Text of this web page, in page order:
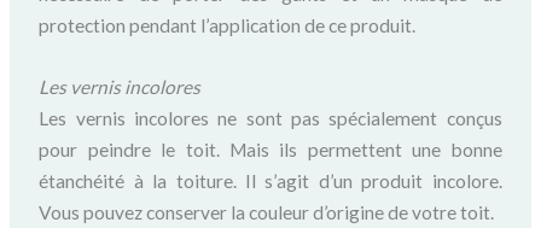
protection pendant l’application de ce produit.
Les vernis incolores
Les vernis incolores ne sont pas spécialement conçus
pour peindre le toit. Mais ils permettent une bonne
étanchéité à la toiture. Il s’agit d’un produit incolore.
Vous pouvez conserver la couleur d’origine de votre toit.